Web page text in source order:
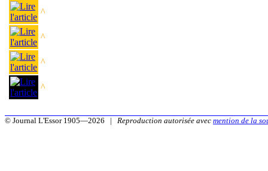
^
^
^
^
© Journal L'Essor 1905—2026 | Reproduction autorisée avec mention de la